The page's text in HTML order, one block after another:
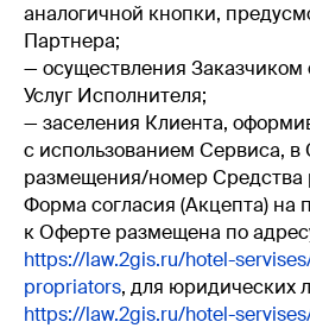
аналогичной кнопки,
Партнера;
— осуществления Заказчиком
Услуг Исполнителя;
— заселения Клиента,
с использованием Сервиса, в
размещения/номер Средства
Форма согласия (Акцепта) на
к Оферте размещена по
https://law.2gis.ru/hotel-
propriators, для юридических
https://law.2gis.ru/hotel-